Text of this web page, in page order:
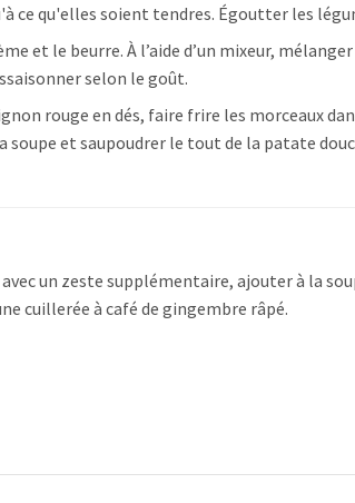
ce qu'elles soient tendres. Égoutter les
et le beurre. À l’aide d’un mixeur,
selon le goût.
rouge en dés, faire frire les morceaux
soupe et saupoudrer le tout de la patate
un zeste supplémentaire, ajouter à la
cuillerée à café de gingembre râpé.